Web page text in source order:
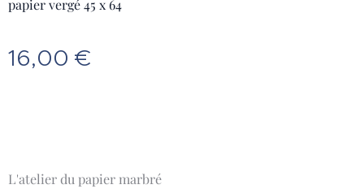
papier vergé 45 x 64
16,00 €
L'atelier du papier marbré